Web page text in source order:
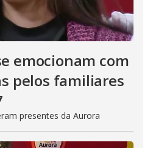
emocionam com
pelos familiares
presentes da Aurora